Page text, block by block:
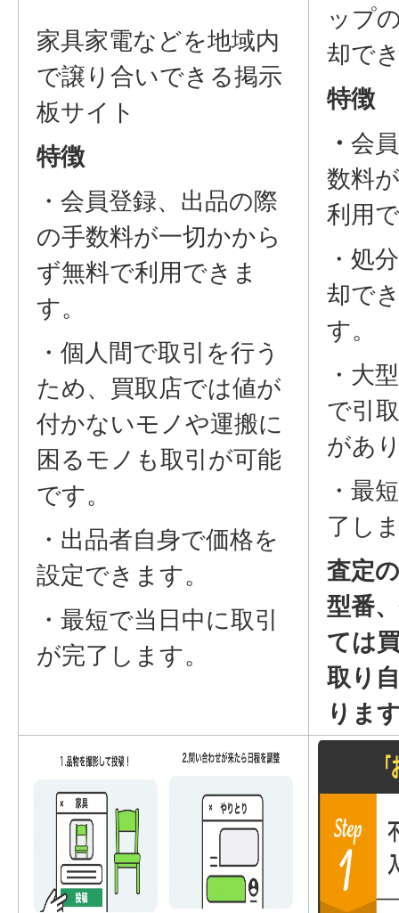
家具家電などを地域内
で譲り合いできる掲示
板サイト
特徴
・会員登録、出品の際
の手数料が一切かから
ず無料で利用できま
す。
・個人間で取引を行う
ため、買取店では値が
付かないモノや運搬に
困るモノも取引が可能
です。
・出品者自身で価格を
設定できます。
・最短で当日中に取引
が完了します。
ップ
却で
特徴
・ 会
数料
利用
・処
却で
す。
・大
で引
があ
・最
了し
査定
型番
ては
取り
りま